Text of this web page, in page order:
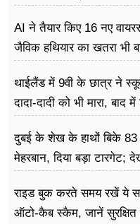
AI ने तैयार किए 16 नए
जैविक हथियार का खतरा भी
थाईलैंड में 9वी के छात्र ने
दादा-दादी को भी मारा, बाद
दुबई के शेख के हाथों बिके 83
मेहरबान, दिया बड़ा टारगेट;
राइड बुक करते समय रखें ये
ऑटो-कैब स्कैम, जानें सुरक्षित